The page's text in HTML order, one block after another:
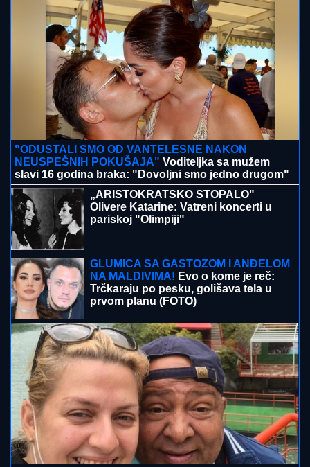
"ODUSTALI SMO OD VANTELESNE NAKON
NEUSPEŠNIH POKUŠAJA" Voditeljka sa mužem
slavi 16 godina braka: "Dovoljni smo jedno drugom"
„ARISTOKRATSKO STOPALO"
Olivere Katarine: Vatreni koncerti u
pariskoj "Olimpiji"
GLUMICA SA GASTOZOM I ANĐELOM
NA MALDIVIMA! Evo o kome je reč:
Trčkaraju po pesku, golišava tela u
prvom planu (FOTO)